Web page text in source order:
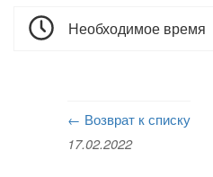
Необходимое время
← Возврат к списку
17.02.2022